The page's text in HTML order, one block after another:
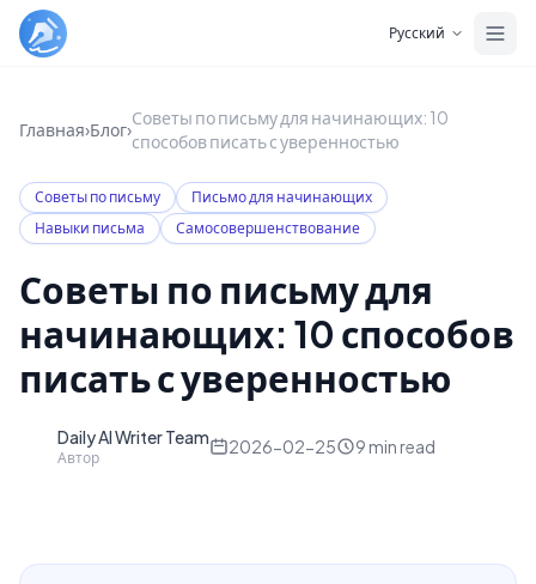
Русский
Главная›Блог›
Советы по письму для начинающих: 10
способов писать с уверенностью
Советы по письму
Письмо для начинающих
Навыки письма
Самосовершенствование
Советы по письму для
начинающих: 10 способов
писать с уверенностью
Daily AI Writer Team
Автор
2026-02-25 9 min read